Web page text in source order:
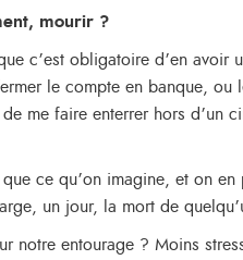
mourir ?
c’est obligatoire d’en avoir
le compte en banque,
me faire enterrer hors d’un
ce qu’on imagine, et on
un jour, la mort de
notre entourage ? Moins